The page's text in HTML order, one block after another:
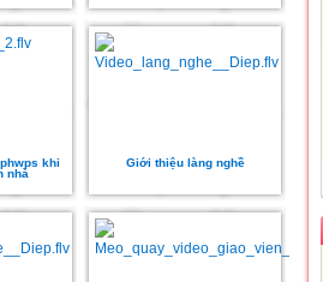
khi
nhà
Giới thiệu làng nghề